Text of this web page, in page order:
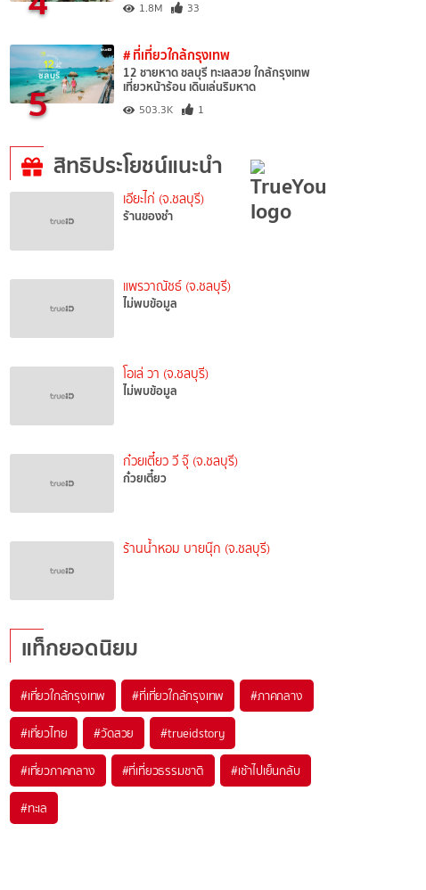
1.8M 33
5
# ที่เที่ยวใกล้กรุงเทพ
12 ชายหาด ชลบุรี ทะเลสวย ใกล้กรุงเทพ
เที่ยวหน้าร้อน เดินเล่นริมหาด
503.3K 1
สิทธิประโยชน์แนะนำ
เอียะไก่ (จ.ชลบุรี)
ร้านของชำ
แพรวาณัชธ์ (จ.ชลบุรี)
ไม่พบข้อมูล
โอเล่ วา (จ.ชลบุรี)
ไม่พบข้อมูล
ก๋วยเตี๋ยว วี จุ๊ (จ.ชลบุรี)
ก๋วยเตี๋ยว
ร้านน้ำหอม บายนุ๊ก (จ.ชลบุรี)
แท็กยอดนิยม
#เที่ยวใกล้กรุงเทพ #ที่เที่ยวใกล้กรุงเทพ #ภาคกลาง
#เที่ยวไทย #วัดสวย #trueidstory
#เที่ยวภาคกลาง #ที่เที่ยวธรรมชาติ #เช้าไปเย็นกลับ
#ทะเล